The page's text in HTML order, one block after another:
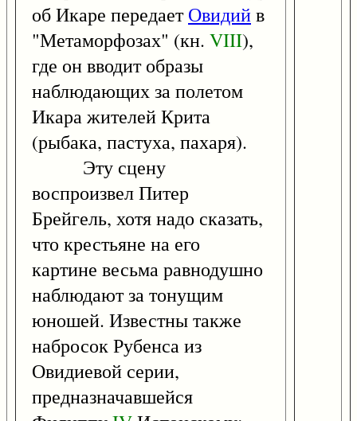
об Икаре передаетОвидийв
"Метаморфозах" (кн. VIII),
где он вводит образы
наблюдающих за полетом
Икара жителей Крита
(рыбака, пастуха, пахаря).
Эту сцену
воспроизвел Питер
Брейгель, хотя надо сказать,
что крестьяне на его
картине весьма равнодушно
наблюдают за тонущим
юношей. Известны также
набросок Рубенса из
Овидиевой серии,
предназначавшейся